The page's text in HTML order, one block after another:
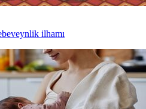
ilhamı